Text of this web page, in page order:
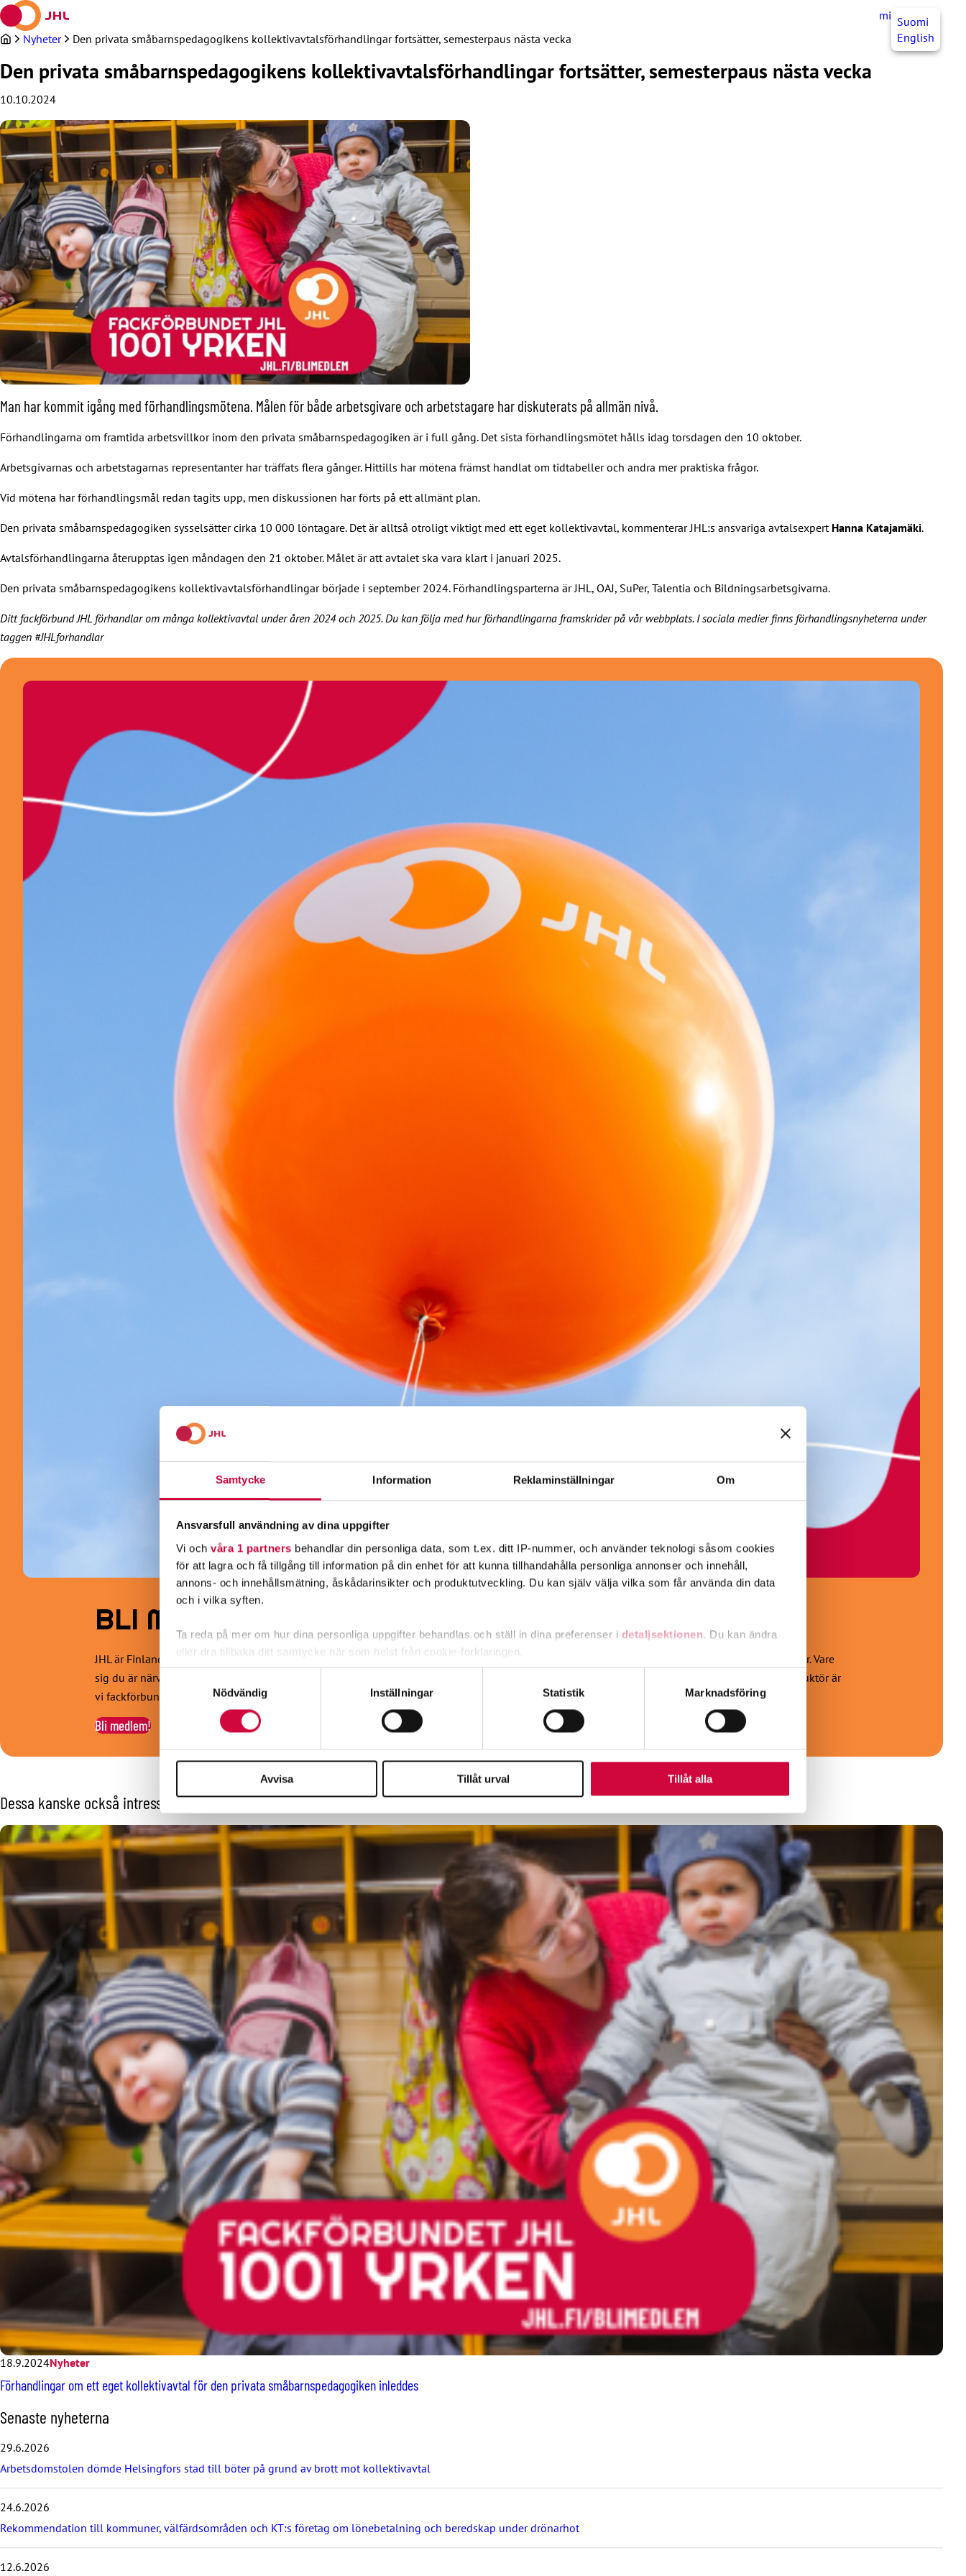
Samtycke Information Reklaminställningar Om
Ansvarsfull användning av dina uppgifter
Vi och våra 1 partners behandlar din personliga data, som t.ex. ditt IP-nummer, och använder teknologi såsom cookies
för att lagra och få tillgång till information på din enhet för att kunna tillhandahålla personliga annonser och innehåll,
annons- och innehållsmätning, åskådarinsikter och produktutveckling. Du kan själv välja vilka som får använda din data
och i vilka syften.
Ta reda på mer om hur dina personliga uppgifter behandlas och ställ in dina preferenser i detaljsektionen. Du kan ändra
eller dra tillbaka ditt samtycke när som helst från cookie-förklaringen.
Vi använder enhetsidentifierare för att anpassa innehållet och annonserna till användarna, tillhandahålla funktioner för
sociala medier och analysera vår trafik. Vi vidarebefordrar även sådana identifierare och annan information från din enhet
till de sociala medier och annons- och analysföretag som vi samarbetar med. Dessa kan i sin tur kombinera informationen
Samtyckesval
Nödvändig
Inställningar Statistik Marknadsföring
Avvisa Tillåt urval Tillåt alla
Hoppa
till
innehållet
mittJHL SV
Suomi
English
Nyheter Den privata småbarnspedagogikens kollektivavtalsförhandlingar fortsätter, semesterpaus nästa vecka
Den privata småbarnspedagogikens kollektivavtalsförhandlingar fortsätter, semesterpaus nästa vecka
10.10.2024
Man har kommit igång med förhandlingsmötena. Målen för både arbetsgivare och arbetstagare har diskuterats på allmän nivå.
Förhandlingarna om framtida arbetsvillkor inom den privata småbarnspedagogiken är i full gång. Det sista förhandlingsmötet hålls idag torsdagen den 10 oktober.
Arbetsgivarnas och arbetstagarnas representanter har träffats flera gånger. Hittills har mötena främst handlat om tidtabeller och andra mer praktiska frågor.
Vid mötena har förhandlingsmål redan tagits upp, men diskussionen har förts på ett allmänt plan.
Den privata småbarnspedagogiken sysselsätter cirka 10 000 löntagare. Det är alltså otroligt viktigt med ett eget kollektivavtal, kommenterar JHL:s ansvariga avtalsexpert Hanna Katajamäki.
Avtalsförhandlingarna återupptas igen måndagen den 21 oktober. Målet är att avtalet ska vara klart i januari 2025.
Den privata småbarnspedagogikens kollektivavtalsförhandlingar började i september 2024. Förhandlingsparterna är JHL, OAJ, SuPer, Talentia och Bildningsarbetsgivarna.
Ditt fackförbund JHL förhandlar om många kollektivavtal under åren 2024 och 2025. Du kan följa med hur förhandlingarna framskrider på vår webbplats. I sociala medier finns förhandlingsnyheterna under
taggen #JHLforhandlar
BLI MEDLEM!
JHL är Finlands mångsidigaste fackförbund. Våra medlemmar har cirka tusen olika yrkesbeteckningar inom välfärdssektorn eller offentliga tjänster. Vare
sig du är närvårdare, vårdassistent, social- och hälsovårdsproffs, pedagog, barnskötare, städare, kosthållsarbetare, sekreterare, väktare eller konduktör är
vi fackförbundet för dig!
Bli medlem!
Dessa kanske också intresserar dig
18.9.2024Nyheter
Förhandlingar om ett eget kollektivavtal för den privata småbarnspedagogiken inleddes
H
o
p
p
a
e
r
s
Senaste nyheterna
29.6.2026
Arbetsdomstolen dömde Helsingfors stad till böter på grund av brott mot kollektivavtal
24.6.2026
Rekommendation till kommuner, välfärdsområden och KT:s företag om lönebetalning och beredskap under drönarhot
12.6.2026